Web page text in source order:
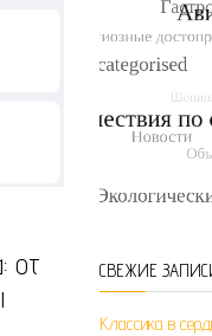
от
СВЕЖИЕ
Классика в